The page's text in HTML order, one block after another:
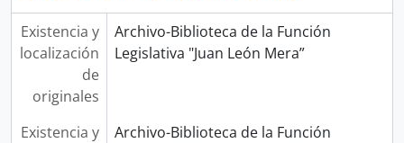
Existencia y
localización
de
originales
Archivo-Biblioteca de la Función
Legislativa "Juan León Mera”
Existencia y
Archivo-Biblioteca de la Función